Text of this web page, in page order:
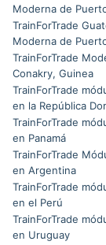
Moderna de
TrainForTrade
Moderna de
TrainForTrade
Conakry, Guinea
TrainForTrade
en la República
TrainForTrade
en Panamá
TrainForTrade
en Argentina
TrainForTrade
en el Perú
TrainForTrade
en Uruguay